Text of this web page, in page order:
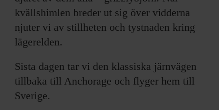
kvällshimlen breder ut sig över vidderna
njuter vi av stillheten och tystnaden kring
lägerelden.
Sista dagen tar vi den klassiska järnvägen
tillbaka till Anchorage och flyger hem till
Sverige.